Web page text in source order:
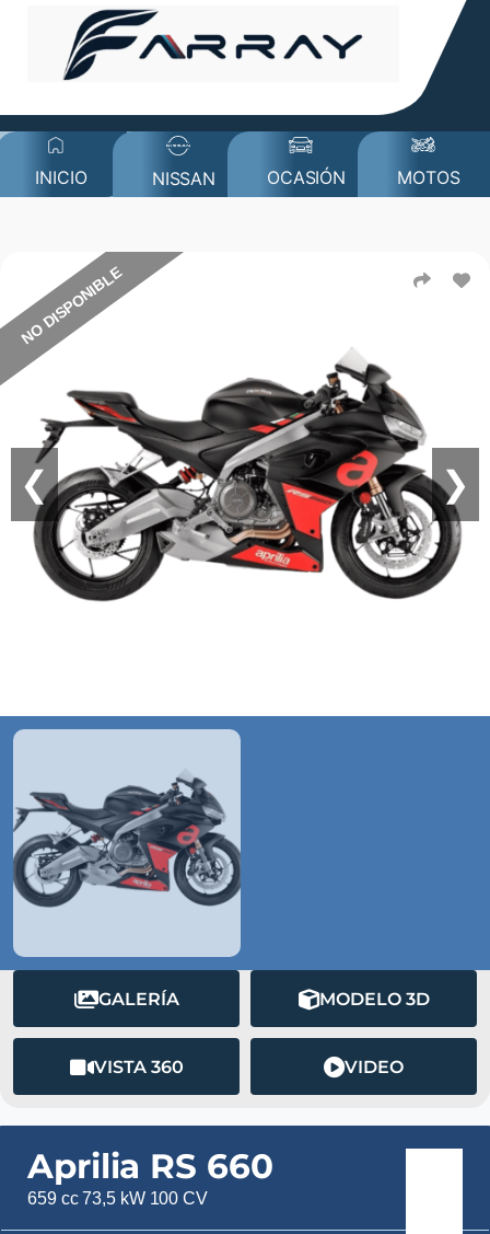
INICIO NISSAN OCASIÓN MOTOS
❮ ❯
NO DISPONIBLE
GALERÍA MODELO 3D
VISTA 360 VIDEO
Aprilia RS 660
659 cc 73,5 kW 100 CV